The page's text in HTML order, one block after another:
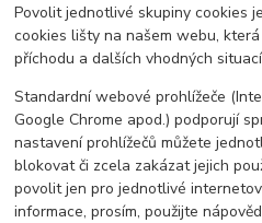
Povolit jednotlivé skupiny cookies
cookies lišty na našem webu,
příchodu a dalších vhodných
Standardní webové prohlížeče
Google Chrome apod.) podporují
nastavení prohlížečů můžete
blokovat či zcela zakázat jejich
povolit jen pro jednotlivé
informace, prosím, použijte